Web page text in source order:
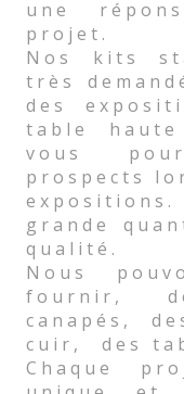
une
projet.
Nos kits
très
des
table
vous
prospects
expositions.
grande
qualité.
Nous
fournir,
canapés,
cuir, des
Chaque